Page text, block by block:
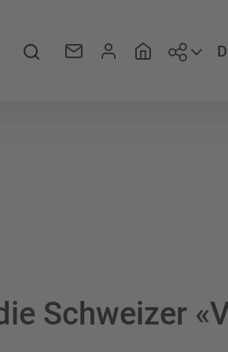
Suche
Schweizer